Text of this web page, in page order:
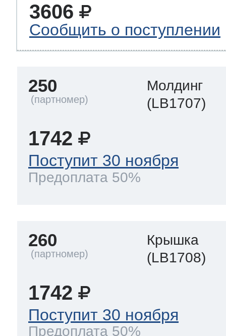
3606
Сообщить о поступлении
250
Молдинг
(LB1707)
1742
Поступит 30 ноября
Предоплата 50%
260
Крышка
(LB1708)
1742
Поступит 30 ноября
Предоплата 50%